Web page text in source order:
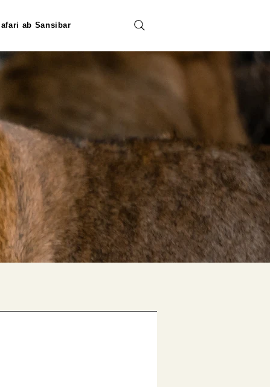
ab Sansibar